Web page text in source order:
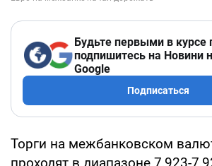
Будьте первыми в курсе
подпишитесь на Новини
Google
Подписаться
Торги на межбанковском
проходят в диапазоне 7,923-